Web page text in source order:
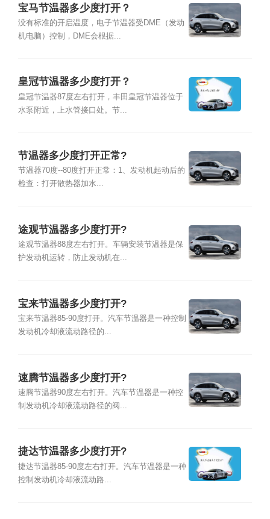
宝马节温器多少度打开？
没有标准的开启温度，电子节温器受DME（发动
机电脑）控制，DME会根据...
皇冠节温器多少度打开？
皇冠节温器87度左右打开，丰田皇冠节温器位于
水泵附近，上水管接口处。节...
节温器多少度打开正常?
节温器70度--80度打开正常：1、发动机起动后的
检查：打开散热器加水...
途观节温器多少度打开?
途观节温器88度左右打开。车辆安装节温器是保
护发动机运转，防止发动机在...
宝来节温器多少度打开?
宝来节温器85-90度打开。汽车节温器是一种控制
发动机冷却液流动路径的...
速腾节温器多少度打开?
速腾节温器90度左右打开。汽车节温器是一种控
制发动机冷却液流动路径的阀...
捷达节温器多少度打开?
捷达节温器85-90度左右打开。汽车节温器是一种
控制发动机冷却液流动路...